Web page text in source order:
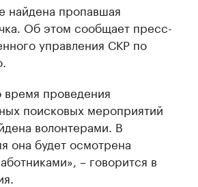
найдена пропавшая
Об этом сообщает пресс-
управления СКР по
проведения
поисковых мероприятий
волонтерами. В
она будет осмотрена
– говорится в